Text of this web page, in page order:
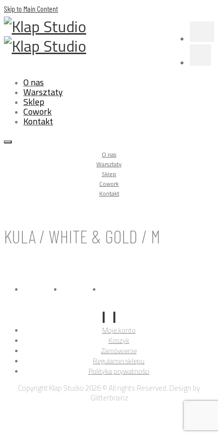
Skip to Main Content
O nas
Warsztaty
Sklep
Cowork
Kontakt
O nas
Warsztaty
Sklep
Cowork
Kontakt
KULA / WHITE & GOLD / M
Moje konto
Koszyk
Zamówienie
Regulamin sklepu
Polityka prywatności
Copyright Klap Studio 2026 © All rights Reserved. Design by
Glitterbrainz